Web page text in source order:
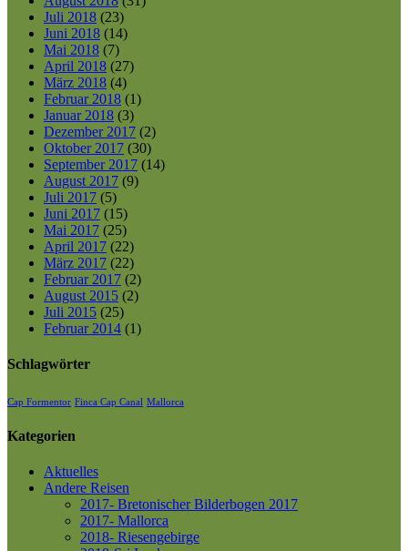
Juli 2018 (23)
Juni 2018 (14)
Mai 2018 (7)
April 2018 (27)
März 2018 (4)
Februar 2018 (1)
Januar 2018 (3)
Dezember 2017 (2)
Oktober 2017 (30)
September 2017 (14)
August 2017 (9)
Juli 2017 (5)
Juni 2017 (15)
Mai 2017 (25)
April 2017 (22)
März 2017 (22)
Februar 2017 (2)
August 2015 (2)
Juli 2015 (25)
Februar 2014 (1)
Schlagwörter
Cap Formentor Finca Cap Canal Mallorca
Kategorien
Aktuelles
Andere Reisen
2017- Bretonischer Bilderbogen 2017
2017- Mallorca
2018- Riesengebirge